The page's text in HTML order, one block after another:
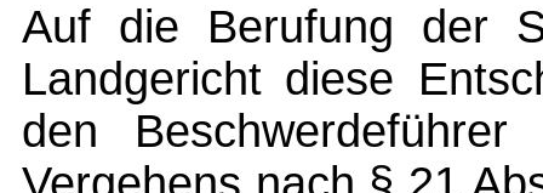
Auf die Berufung der
Landgericht diese
den